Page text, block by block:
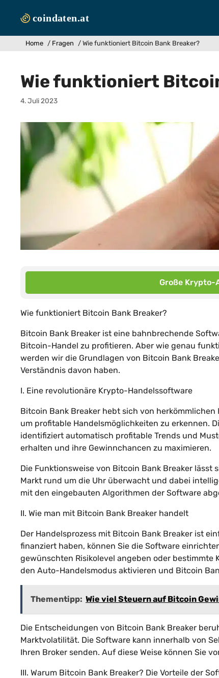
Inhalt
Home / Fragen / Wie funktioniert Bitcoin Bank Breaker?
Wie funktioniert
4. Juli 2023
Große Krypto-
Wie funktioniert Bitcoin Bank Breaker?
Bitcoin Bank Breaker ist eine bahnbrechende
Bitcoin-Handel zu profitieren. Aber wie genau
werden wir die Grundlagen von Bitcoin Bank
Verständnis davon haben.
I. Eine revolutionäre Krypto-Handelssoftware
Bitcoin Bank Breaker hebt sich von
um profitable Handelsmöglichkeiten zu erkennen.
identifiziert automatisch profitable Trends und
erhalten und ihre Gewinnchancen zu maximieren.
Die Funktionsweise von Bitcoin Bank Breaker
Markt rund um die Uhr überwacht und dabei
mit den eingebauten Algorithmen der Software
II. Wie man mit Bitcoin Bank Breaker handelt
Der Handelsprozess mit Bitcoin Bank Breaker ist
finanziert haben, können Sie die Software
gewünschten Risikolevel angeben oder
den Auto-Handelsmodus aktivieren und Bitcoin
Thementipp: Wie viel Steuern auf Bitcoin
Die Entscheidungen von Bitcoin Bank Breaker
Marktvolatilität. Die Software kann innerhalb von
Ihren Broker senden. Auf diese Weise können Sie
III. Warum Bitcoin Bank Breaker? Die Vorteile der